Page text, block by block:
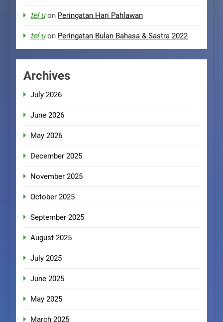
tel uon Peringatan Hari Pahlawan
tel uon Peringatan Bulan Bahasa & Sastra 2022
Archives
July 2026
June 2026
May 2026
December 2025
November 2025
October 2025
September 2025
August 2025
July 2025
June 2025
May 2025
March 2025